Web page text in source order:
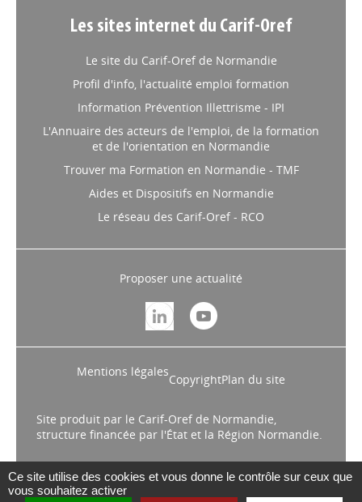
Les sites internet du Carif-Oref
Le site du Carif-Oref de Normandie
Profil d'info, l'actualité emploi formation
Information Prévention Illettrisme - IPI
L'Annuaire des acteurs de l'emploi, de la formation
et de l'orientation en Normandie
Trouver ma Formation en Normandie - TMF
Aides et Dispositifs en Normandie
Le réseau des Carif-Oref - RCO
Proposer une actualité
Mentions légales
CopyrightPlan du site
Site produit par le Carif-Oref de Normandie,
structure financée par l'État et la Région Normandie.
Ce site utilise des cookies et vous donne le contrôle sur ceux que
vous souhaitez activer